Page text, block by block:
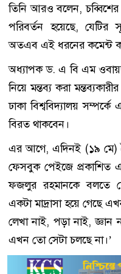
তিনি আরও বলেন,
পরিবর্তন হয়েছে, যেটির
অতএব এই ধরনের কমেন্ট
অধ্যাপক ড. এ বি এম
নিয়ে মন্তব্য করা
ঢাকা বিশ্ববিদ্যালয়
বিরত থাকবেন।
এর আগে, এদিনই (১৯ মে)
ফেসবুক পেইজে প্রকাশিত
ফজলুর রহমানকে বলতে
একটা মাদ্রাসা হয়ে গেছে
লেখা নাই, পড়া নাই,
এখন তো সেটা চলছে না।’